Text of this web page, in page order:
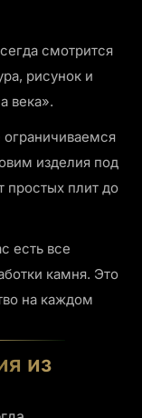
смотрится
рисунок и
века».
изделия под
простых плит до
есть все
камня. Это
на каждом
из